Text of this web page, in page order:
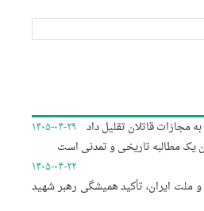
مجازات قاتلان تقلیل داد ۱۴۰۵-۰۴-۲۹
یک مطالبه تاریخی و تمدنی است
۱۴۰۵-۰۴-۲۲
ایران، تأکید همیشگی رهبر شهید